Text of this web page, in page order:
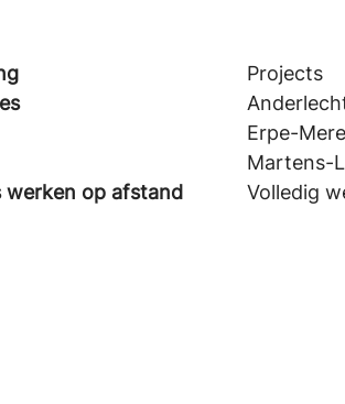
Projects
Erpe-
Martens-
werken op afstand
Volledig